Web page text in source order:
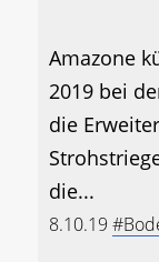
Amazone
2019 bei
die
die...
8.10.19